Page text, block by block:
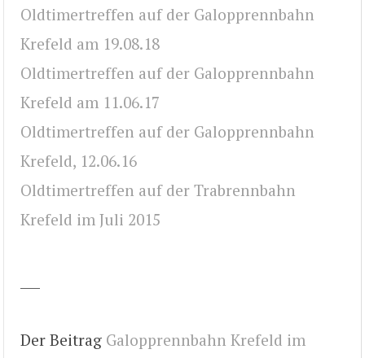
Oldtimertreffen auf der Galopprennbahn
Krefeld am 19.08.18
Oldtimertreffen auf der Galopprennbahn
Krefeld am 11.06.17
Oldtimertreffen auf der Galopprennbahn
Krefeld, 12.06.16
Oldtimertreffen auf der Trabrennbahn
Krefeld im Juli 2015
Der Beitrag Galopprennbahn Krefeld im